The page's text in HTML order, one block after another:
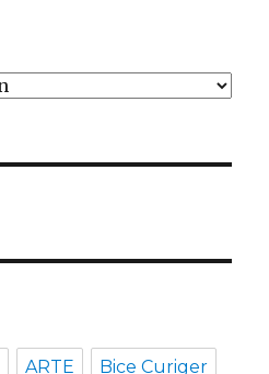
ARTE Bice Curiger